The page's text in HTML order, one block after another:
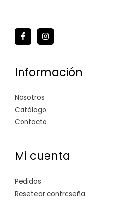
Información
Nosotros
Catálogo
Contacto
Mi cuenta
Pedidos
Resetear contraseña